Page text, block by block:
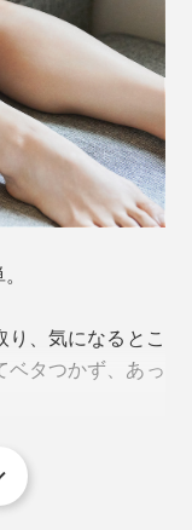
で、ナノプラチ
、気になるとこ
ベタつかず、あっ
が、おすすめは